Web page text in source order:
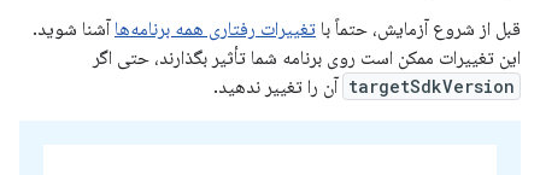
قبل از شروع آزمایش، حتماً با تغییرات رفتاری همه برنامه‌ها آشنا شوید.
این تغییرات ممکن است روی برنامه شما تأثیر بگذارند، حتی اگر
targetSdkVersion آن را تغییر ندهید.